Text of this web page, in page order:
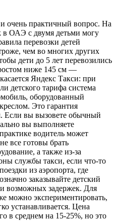
очень практичный вопрос. На
в ОАЭ с двумя детьми могу
перевозки детей
чем во многих других
дети до 5 лет перевозились
ниже 145 см —
Яндекс Такси: при
детского тарифа система
оборудованный
Это гарантия
Если вы вызовете обычный
вы выполняете
водитель может
все готовы брать
а также из-за
службы такси, если что-то
из аэропорта, где
заказывайте детский
и возможных задержек. Для
можно экспериментировать,
устанавливается. Цена
в среднем на 15-25%, но это